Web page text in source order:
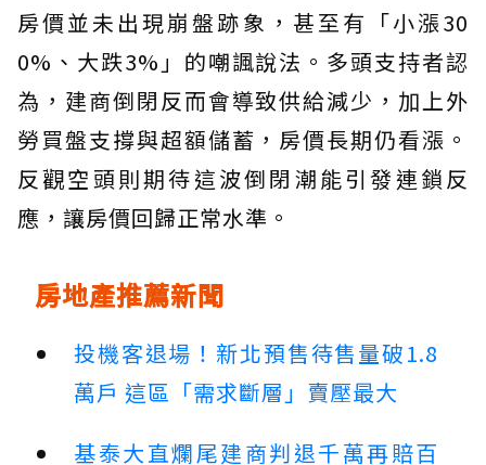
房價並未出現崩盤跡象，甚至有「小漲30
0%、大跌3%」的嘲諷說法。多頭支持者認
為，建商倒閉反而會導致供給減少，加上外
勞買盤支撐與超額儲蓄，房價長期仍看漲。
反觀空頭則期待這波倒閉潮能引發連鎖反
應，讓房價回歸正常水準。
房地產推薦新聞
投機客退場！新北預售待售量破1.8
萬戶 這區「需求斷層」賣壓最大
基泰大直爛尾建商判退千萬再賠百